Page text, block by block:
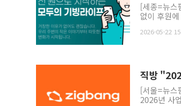
[세종=뉴스
없이 후원
2026-05-22
직방
[서울=뉴스
2026년 사